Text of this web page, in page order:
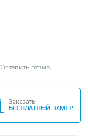
Оставить отзыв
Заказать
БЕСПЛАТНЫЙ ЗАМЕР